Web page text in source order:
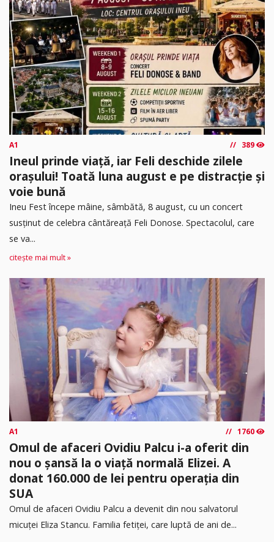
A1 389
Ineul prinde viață, iar Feli deschide zilele
orașului! Toată luna august e pe distracție și
voie bună
Ineu Fest începe mâine, sâmbătă, 8 august, cu un concert
susținut de celebra cântăreață Feli Donose. Spectacolul, care
se va...
citește mai mult »
A1 1760
Omul de afaceri Ovidiu Palcu i-a oferit din
nou o șansă la o viață normală Elizei. A
donat 160.000 de lei pentru operația din
SUA
Omul de afaceri Ovidiu Palcu a devenit din nou salvatorul
micuței Eliza Stancu. Familia fetiței, care luptă de ani de...